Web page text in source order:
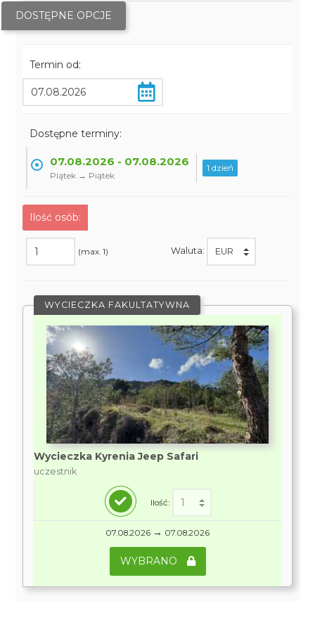
DOSTĘPNE OPCJE
Termin od:
Dostępne terminy:
07.08.2026 - 07.08.2026
Piątek → Piątek
1 dzień
Ilość osób:
(max. 1) Waluta:
WYCIECZKA FAKULTATYWNA
Wycieczka Kyrenia Jeep Safari
uczestnik
Ilość:
07.08.2026 → 07.08.2026
WYBRANO